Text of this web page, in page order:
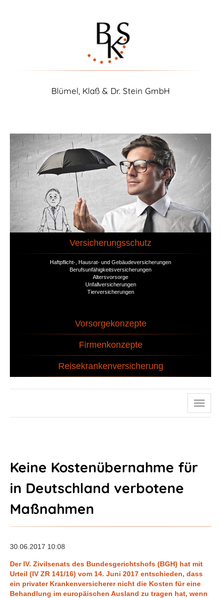
Blümel, Klaß & Dr. Stein GmbH
Versicherungsschutz
Haftpflicht-, Hausrat- und Gebäudeversicherungen
Berufsunfähigkeitsversicherungen
Altersvorsorge
Unfallversicherungen
Tierversicherungen
Vorsorgekonzepte
Firmenkonzepte
Reisekrankenversicherung
ein-/
Keine Kostenübernahme für
in Deutschland verbotene
Maßnahmen
30.06.2017 10:08
Der IV. Zivilsenats des Bundesgerichtshofs (BGH) hat mit
Urteil (IV ZR 141/16) vom 14. Juni 2017 entschieden, dass
ein privater Krankenversicherer nicht die Kosten für eine
Behandlung im europäischen Ausland zu tragen hat, wenn